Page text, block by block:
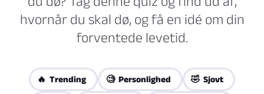
hvornår du skal dø, og få en idé om din
forventede levetid.
🔥 Trending 🧐 Personlighed 🤣 Sjovt